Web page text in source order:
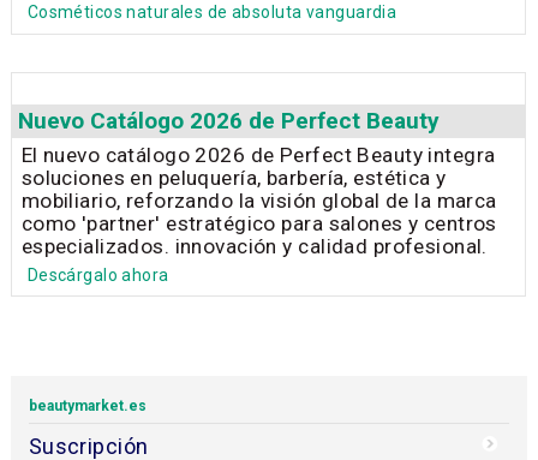
Cosméticos naturales de absoluta vanguardia
Nuevo Catálogo 2026 de Perfect Beauty
El nuevo catálogo 2026 de Perfect Beauty integra
soluciones en peluquería, barbería, estética y
mobiliario, reforzando la visión global de la marca
como 'partner' estratégico para salones y centros
especializados. innovación y calidad profesional.
Descárgalo ahora
beautymarket.es
Suscripción